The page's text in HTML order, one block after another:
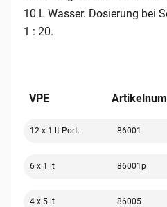
10 L Wasser. Dosierung bei
1 : 20.
VPE
12 x 1 lt Port. 86001
6 x 1 lt 86001p
4 x 5 lt 86005